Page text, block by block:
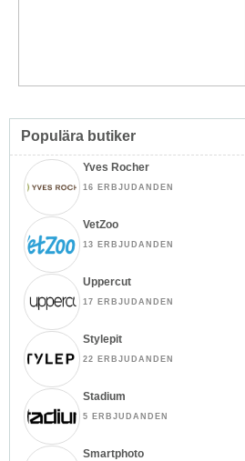
Populära butiker
Yves Rocher
16 ERBJUDANDEN
VetZoo
13 ERBJUDANDEN
Uppercut
17 ERBJUDANDEN
Stylepit
22 ERBJUDANDEN
Stadium
5 ERBJUDANDEN
Smartphoto